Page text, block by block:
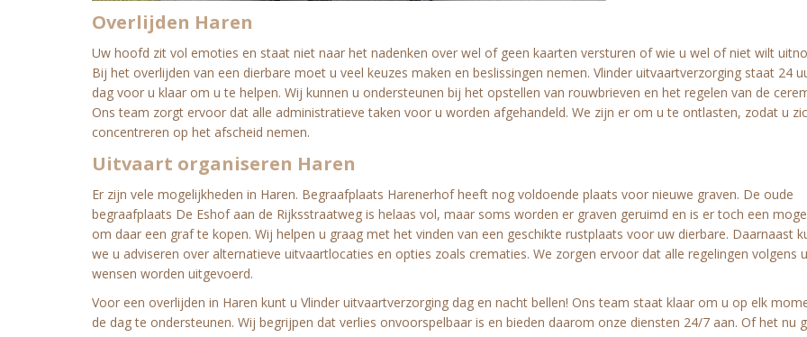
Overlijden Haren
Uw hoofd zit vol emoties en staat niet naar het nadenken over wel of geen kaarten versturen of wie u wel of niet wilt
Bij het overlijden van een dierbare moet u veel keuzes maken en beslissingen nemen. Vlinder uitvaartverzorging staat 24
dag voor u klaar om u te helpen. Wij kunnen u ondersteunen bij het opstellen van rouwbrieven en het regelen van de
Ons team zorgt ervoor dat alle administratieve taken voor u worden afgehandeld. We zijn er om u te ontlasten, zodat u
concentreren op het afscheid nemen.
Uitvaart organiseren Haren
Er zijn vele mogelijkheden in Haren. Begraafplaats Harenerhof heeft nog voldoende plaats voor nieuwe graven. De oude
begraafplaats De Eshof aan de Rijksstraatweg is helaas vol, maar soms worden er graven geruimd en is er toch een
om daar een graf te kopen. Wij helpen u graag met het vinden van een geschikte rustplaats voor uw dierbare. Daarnaast
we u adviseren over alternatieve uitvaartlocaties en opties zoals crematies. We zorgen ervoor dat alle regelingen volgens
wensen worden uitgevoerd.
Voor een overlijden in Haren kunt u Vlinder uitvaartverzorging dag en nacht bellen! Ons team staat klaar om u op elk
de dag te ondersteunen. Wij begrijpen dat verlies onvoorspelbaar is en bieden daarom onze diensten 24/7 aan. Of het nu